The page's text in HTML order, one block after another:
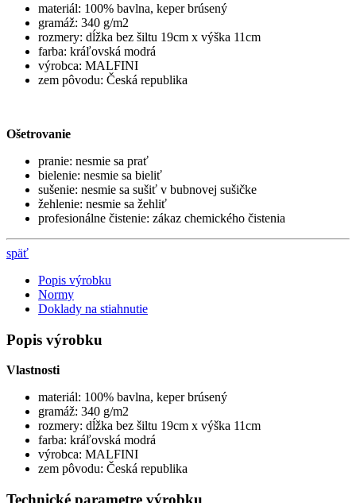
materiál: 100% bavlna, keper brúsený
gramáž: 340 g/m2
rozmery: dĺžka bez šiltu 19cm x výška 11cm
farba: kráľovská modrá
výrobca: MALFINI
zem pôvodu: Česká republika
Ošetrovanie
pranie: nesmie sa prať
bielenie: nesmie sa bieliť
sušenie: nesmie sa sušiť v bubnovej sušičke
žehlenie: nesmie sa žehliť
profesionálne čistenie: zákaz chemického čistenia
späť
Popis výrobku
Normy
Doklady na stiahnutie
Popis výrobku
Vlastnosti
materiál: 100% bavlna, keper brúsený
gramáž: 340 g/m2
rozmery: dĺžka bez šiltu 19cm x výška 11cm
farba: kráľovská modrá
výrobca: MALFINI
zem pôvodu: Česká republika
Technické parametre výrobku